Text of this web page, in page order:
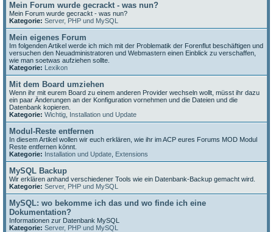
Mein Forum wurde gecrackt - was nun?
Mein Forum wurde gecrackt - was nun?
Kategorie: Server, PHP und MySQL
Mein eigenes Forum
Im folgenden Artikel werde ich mich mit der Problematik der Forenflut beschäftigen und
versuchen den Neuadministratoren und Webmastern einen Einblick zu verschaffen,
wie man soetwas aufziehen sollte.
Kategorie: Lexikon
Mit dem Board umziehen
Wenn ihr mit eurem Board zu einem anderen Provider wechseln wollt, müsst ihr dazu
ein paar Änderungen an der Konfiguration vornehmen und die Dateien und die
Datenbank kopieren.
Kategorie: Wichtig Installation und Update
Modul-Reste entfernen
In diesem Artikel wollen wir euch erklären, wie ihr im ACP eures Forums MOD Modul
Reste entfernen könnt.
Kategorie: Installation und Update Extensions
MySQL Backup
Wir erklären anhand verschiedener Tools wie ein Datenbank-Backup gemacht wird.
Kategorie: Server, PHP und MySQL
MySQL: wo bekomme ich das und wo finde ich eine
Dokumentation?
Informationen zur Datenbank MySQL
Kategorie: Server, PHP und MySQL